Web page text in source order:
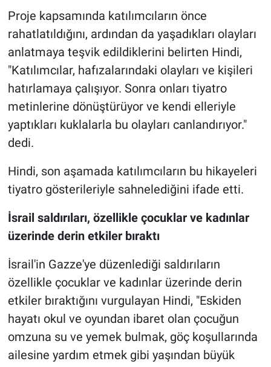
Proje kapsamında katılımcıların önce
rahatlatıldığını, ardından da yaşadıkları olayları
anlatmaya teşvik edildiklerini belirten Hindi,
"Katılımcılar, hafızalarındaki olayları ve kişileri
hatırlamaya çalışıyor. Sonra onları tiyatro
metinlerine dönüştürüyor ve kendi elleriyle
yaptıkları kuklalarla bu olayları canlandırıyor."
dedi.
Hindi, son aşamada katılımcıların bu hikayeleri
tiyatro gösterileriyle sahnelediğini ifade etti.
İsrail saldırıları, özellikle çocuklar ve kadınlar
üzerinde derin etkiler bıraktı
İsrail'in Gazze'ye düzenlediği saldırıların
özellikle çocuklar ve kadınlar üzerinde derin
etkiler bıraktığını vurgulayan Hindi, "Eskiden
hayatı okul ve oyundan ibaret olan çocuğun
omzuna su ve yemek bulmak, göç koşullarında
ailesine yardım etmek gibi yaşından büyük